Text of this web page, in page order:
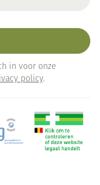
in voor onze
policy.